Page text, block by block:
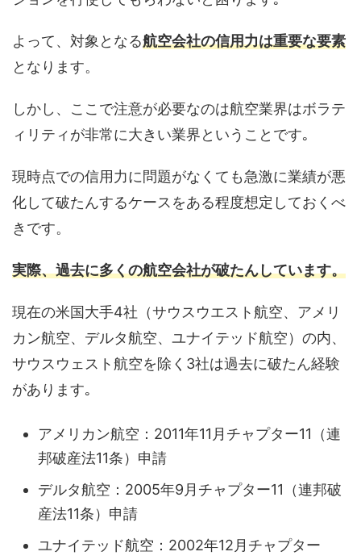
よって、対象となる航空会社の信用力は重要な要素
となります。
しかし、ここで注意が必要なのは航空業界はボラテ
ィリティが非常に大きい業界ということです｡
現時点での信用力に問題がなくても急激に業績が悪
化して破たんするケースをある程度想定しておくべ
きです。
実際、過去に多くの航空会社が破たんしています。
現在の米国大手4社（サウスウエスト航空、アメリ
カン航空、デルタ航空、ユナイテッド航空）の内、
サウスウェスト航空を除く3社は過去に破たん経験
があります｡
アメリカン航空：2011年11月チャプター11（連
邦破産法11条）申請
デルタ航空：2005年9月チャプター11（連邦破
産法11条）申請
ユナイテッド航空：2002年12月チャプター